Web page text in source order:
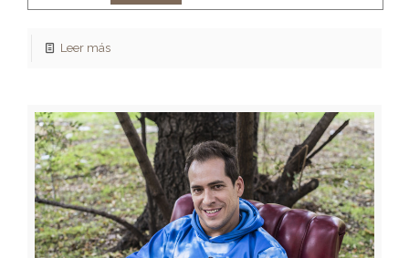
Leer más